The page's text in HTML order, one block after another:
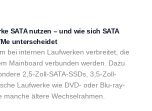
SATA nutzen – und wie sich SATA
unterscheidet
bei internen Laufwerken verbreitet, die
Mainboard verbunden werden. Dazu
2,5-Zoll-SATA-SSDs, 3,5-Zoll-
Laufwerke wie DVD- oder Blu-ray-
manche ältere Wechselrahmen.